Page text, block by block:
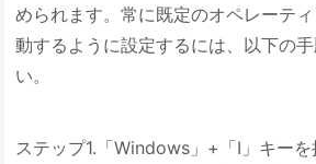
められます。常に既定のオペレーテ
動するように設定するには、以下の
い。
ステップ1.「Windows」+「I」キー